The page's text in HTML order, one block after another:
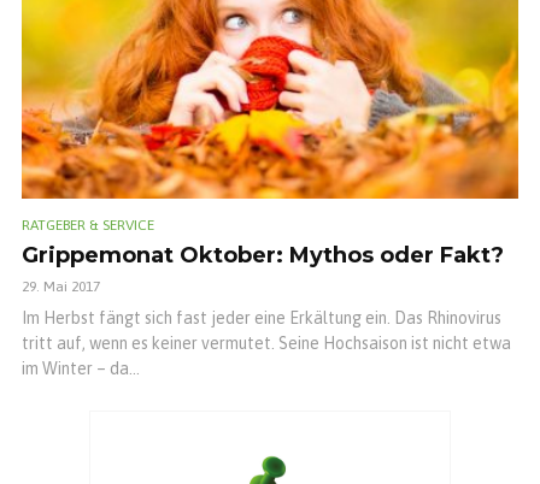
RATGEBER & SERVICE
Grippemonat Oktober: Mythos oder Fakt?
29. Mai 2017
Im Herbst fängt sich fast jeder eine Erkältung ein. Das Rhinovirus
tritt auf, wenn es keiner vermutet. Seine Hochsaison ist nicht etwa
im Winter – da...